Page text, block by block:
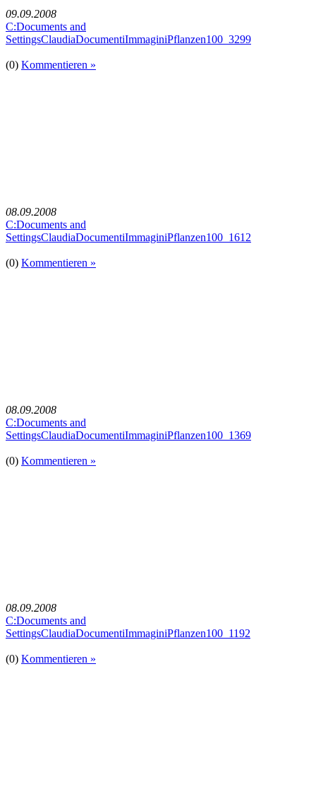
09.09.2008
C:Documents and
SettingsClaudiaDocumentiImmaginiPflanzen100_3299
(0) Kommentieren »
08.09.2008
C:Documents and
SettingsClaudiaDocumentiImmaginiPflanzen100_1612
(0) Kommentieren »
08.09.2008
C:Documents and
SettingsClaudiaDocumentiImmaginiPflanzen100_1369
(0) Kommentieren »
08.09.2008
C:Documents and
SettingsClaudiaDocumentiImmaginiPflanzen100_1192
(0) Kommentieren »